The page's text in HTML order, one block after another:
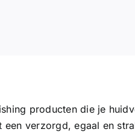
producten die je
verzorgd, egaal en